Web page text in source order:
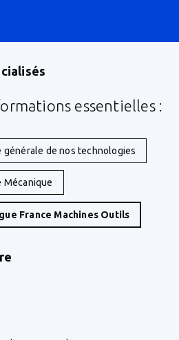
essentielles :
générale de nos technologies
Mécanique
France Machines Outils